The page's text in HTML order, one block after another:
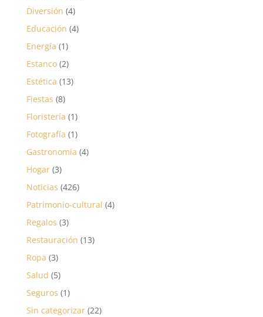
Diversión (4)
Educación (4)
Energía (1)
Estanco(2)
Estética (13)
Fiestas (8)
Floristería (1)
Fotografía (1)
Gastronomía (4)
Hogar(3)
Noticias (426)
Patrimonio-cultural (4)
Regalos (3)
Restauración (13)
Ropa (3)
Salud (5)
Seguros (1)
Sin categorizar(22)